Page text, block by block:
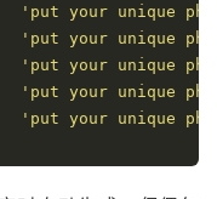
'put your unique
'put your unique
'put your unique
'put your unique
'put your unique